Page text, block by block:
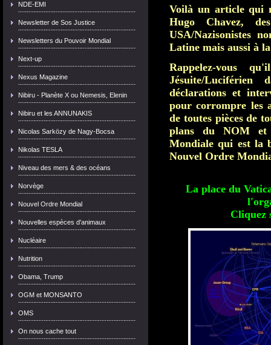
NDE-EMI
Newsletter de Sos Justice
Newsletters du Pouvoir Mondial
Next-up
Nexus Magazine
Nibiru - Planète X ou Nemesis, Elenin
Nibiru et les ANNUNAKIS
Nicolas Sarközy de Nagy-Bocsa
Nikolas TESLA
Niveau des mers & des océans
Norvège
Nouvel Ordre Mondial
Nouvelles espèces d'animaux
Nucléaire
Nutrition
Obama, Trump
OGM et MONSANTO
OMS
On nous cache tout
Voilà un article qui
Hugo Chavez,
USA/Nazisonistes
Latine mais aussi à
Rappelez-vous
Jésuite/Luciférien
déclarations et
pour corrompre les
de toutes pièces de
plans du NOM et
Mondiale qui est la
Nouvel Ordre
La place du
Cliquez